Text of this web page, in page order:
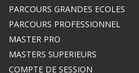
PARCOURS GRANDES ECOLES
PARCOURS PROFESSIONNEL
MASTER PRO
MASTERS SUPERIEURS
COMPTE DE SESSION